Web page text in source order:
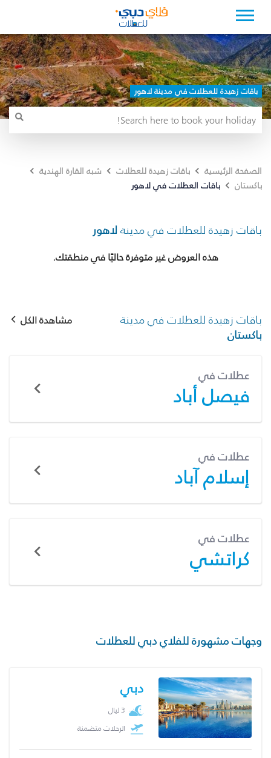
باقات زهيدة للعطلات في مدينة لاهور
الصفحة الرئيسية باقات زهيدة للعطلات
شبه القارة الهندية
باكستان
باقات العطلات في لاهور
باقات زهيدة للعطلات في مدينة لاهور
هذه العروض غير متوفرة حاليًا في منطقتك.
باقات زهيدة للعطلات في مدينة
باكستان
مشاهدة الكل
عطلات في
فيصل أباد
عطلات في
إسلام آباد
عطلات في
كراتشي
وجهات مشهورة للفلاي دبي للعطلات
دبي
3 ليال
الرحلات متضمنة